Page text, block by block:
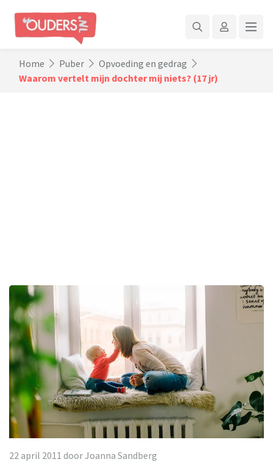
Home Puber
Opvoeding en gedrag
Waarom vertelt mijn dochter mij niets? (17 jr)
22 april 2011 door Joanna Sandberg